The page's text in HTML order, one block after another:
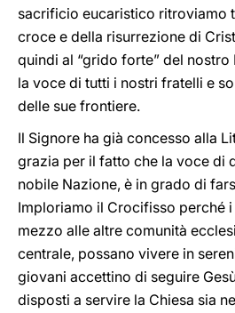
sacrificio eucaristico ritroviamo
croce e della risurrezione di
quindi al “grido forte” del nostro
la voce di tutti i nostri fratelli e
delle sue frontiere.
Il Signore ha già concesso alla
grazia per il fatto che la voce di
nobile Nazione, è in grado di
Imploriamo il Crocifisso perché
mezzo alle altre comunità
centrale, possano vivere in
giovani accettino di seguire
disposti a servire la Chiesa sia